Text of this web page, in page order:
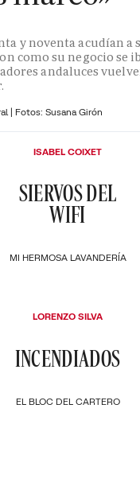
y noventa acudían a
como su negocio se
andaluces
| Fotos: Susana Girón
MI HERMOSA LAVANDERÍA
SIERVOS DEL
WIFI
ISABEL COIXET
EL BLOC DEL CARTERO
INCENDIADOS
LORENZO SILVA